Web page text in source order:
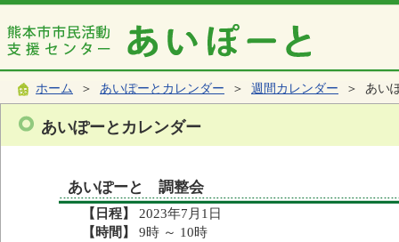
ホーム ＞ あいぽーとカレンダー ＞ 週間カレンダー ＞ あい
あいぽーとカレンダー
あいぽーと 調整会
【日程】
2023年7月1日
【時間】
9時 ～ 10時